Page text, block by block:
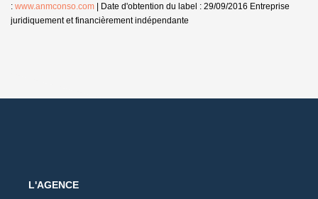
: www.anmconso.com | Date d'obtention du label : 29/09/2016 Entreprise
juridiquement et financièrement indépendante
L'AGENCE